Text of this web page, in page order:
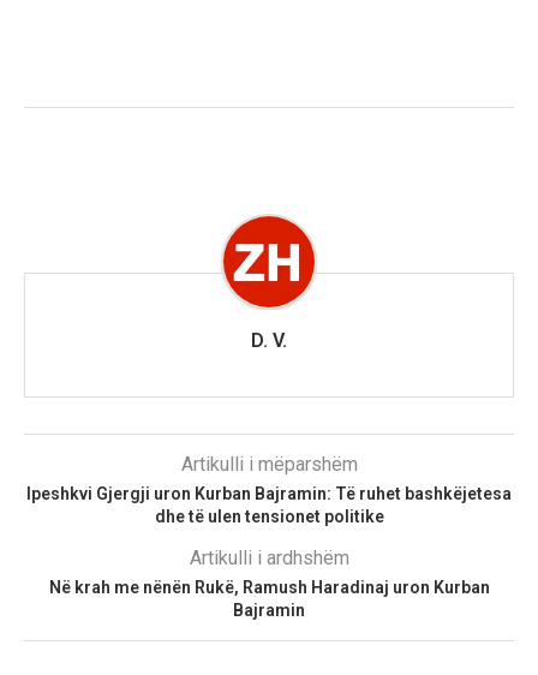
D. V.
Artikulli i mëparshëm
Ipeshkvi Gjergji uron Kurban Bajramin: Të ruhet bashkëjetesa
dhe të ulen tensionet politike
Artikulli i ardhshëm
Në krah me nënën Rukë, Ramush Haradinaj uron Kurban
Bajramin